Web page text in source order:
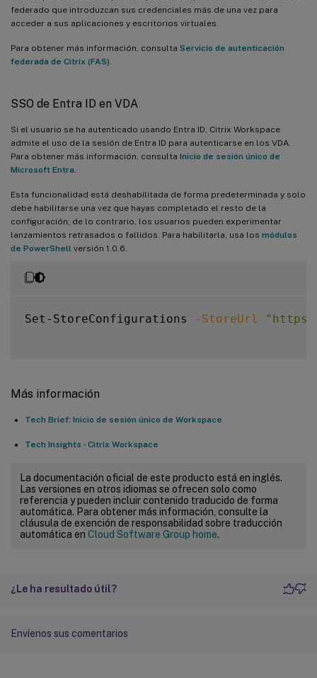
federado que introduzcan sus credenciales más de una vez para
acceder a sus aplicaciones y escritorios virtuales.
Para obtener más información, consulta Servicio de autenticación
federada de Citrix (FAS).
SSO de Entra ID en VDA
Si el usuario se ha autenticado usando Entra ID, Citrix Workspace
admite el uso de la sesión de Entra ID para autenticarse en los VDA.
Para obtener más información, consulta Inicio de sesión único de
Microsoft Entra.
Esta funcionalidad está deshabilitada de forma predeterminada y solo
debe habilitarse una vez que hayas completado el resto de la
configuración; de lo contrario, los usuarios pueden experimentar
lanzamientos retrasados o fallidos. Para habilitarla, usa los módulos
de PowerShell versión 1.0.6.
Set-StoreConfigurations -StoreUrl
Más información
Tech Brief: Inicio de sesión único de Workspace
Tech Insights - Citrix Workspace
La documentación oficial de este producto está en inglés.
Las versiones en otros idiomas se ofrecen solo como
referencia y pueden incluir contenido traducido de forma
automática. Para obtener más información, consulte la
cláusula de exención de responsabilidad sobre traducción
automática en Cloud Software Group home.
¿Le ha resultado útil?
Envíenos sus comentarios